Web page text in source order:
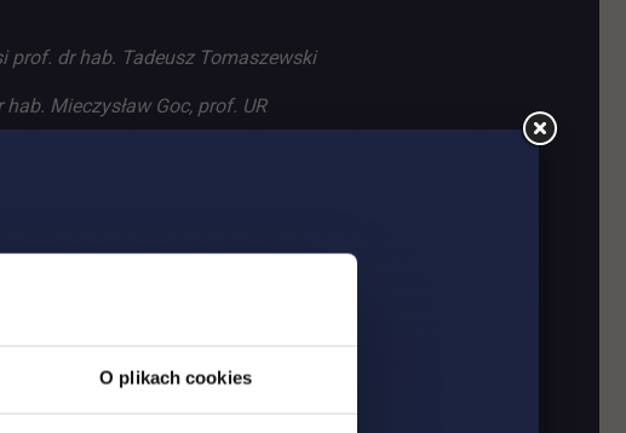
O plikach cookies
prof. dr hab. Tadeusz Tomaszewski
Mieczysław Goc, prof. UR
w zakresie prawa karnego, kryminalistyki i kryminologii,